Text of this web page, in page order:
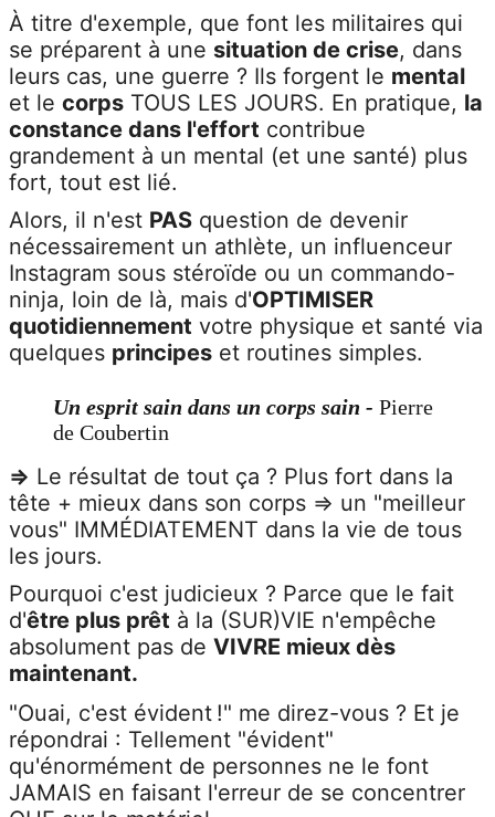
À titre d'exemple, que font les militaires qui
se préparent à une situation de crise, dans
leurs cas, une guerre ? Ils forgent le mental
et le corps TOUS LES JOURS. En pratique, la
constance dans l'effort contribue
grandement à un mental (et une santé) plus
fort, tout est lié.
Alors, il n'est PAS question de devenir
nécessairement un athlète, un influenceur
Instagram sous stéroïde ou un commando-
ninja, loin de là, mais d'OPTIMISER
quotidiennement votre physique et santé via
quelques principes et routines simples.
Un esprit sain dans un corps sain - Pierre
de Coubertin
=> Le résultat de tout ça ? Plus fort dans la
tête + mieux dans son corps => un "meilleur
vous" IMMÉDIATEMENT dans la vie de tous
les jours.
Pourquoi c'est judicieux ? Parce que le fait
d'être plus prêt à la (SUR)VIE n'empêche
absolument pas de VIVRE mieux dès
maintenant.
"Ouai, c'est évident !" me direz-vous ? Et je
répondrai : Tellement "évident"
qu'énormément de personnes ne le font
JAMAIS en faisant l'erreur de se concentrer